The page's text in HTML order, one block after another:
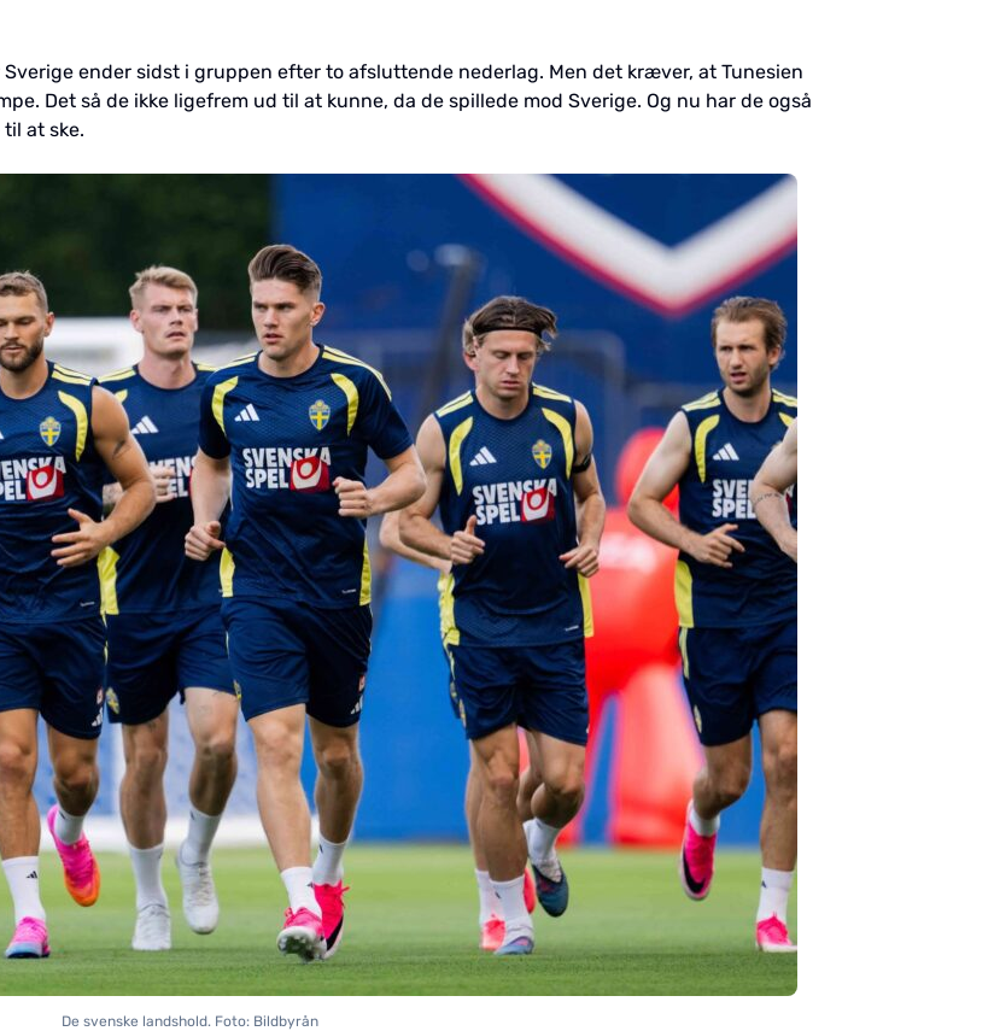
ender sidst i gruppen efter to afsluttende nederlag. Men det kræver, at Tunesien
Det så de ikke ligefrem ud til at kunne, da de spillede mod Sverige. Og nu har de også
at ske.
De svenske landshold. Foto: Bildbyrån